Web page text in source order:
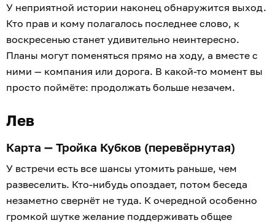
У неприятной истории наконец обнаружится выход.
Кто прав и кому полагалось последнее слово, к
воскресенью станет удивительно неинтересно.
Планы могут поменяться прямо на ходу, а вместе с
ними — компания или дорога. В какой-то момент вы
просто поймёте: продолжать больше незачем.
Лев
Карта — Тройка Кубков (перевёрнутая)
У встречи есть все шансы утомить раньше, чем
развеселить. Кто-нибудь опоздает, потом беседа
незаметно свернёт не туда. К очередной особенно
громкой шутке желание поддерживать общее